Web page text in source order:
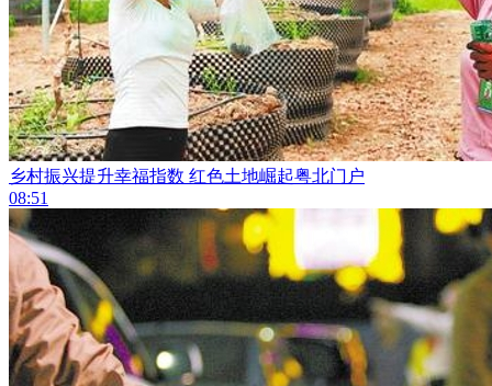
乡村振兴提升幸福指数 红色土地崛起粤北门户
08:51